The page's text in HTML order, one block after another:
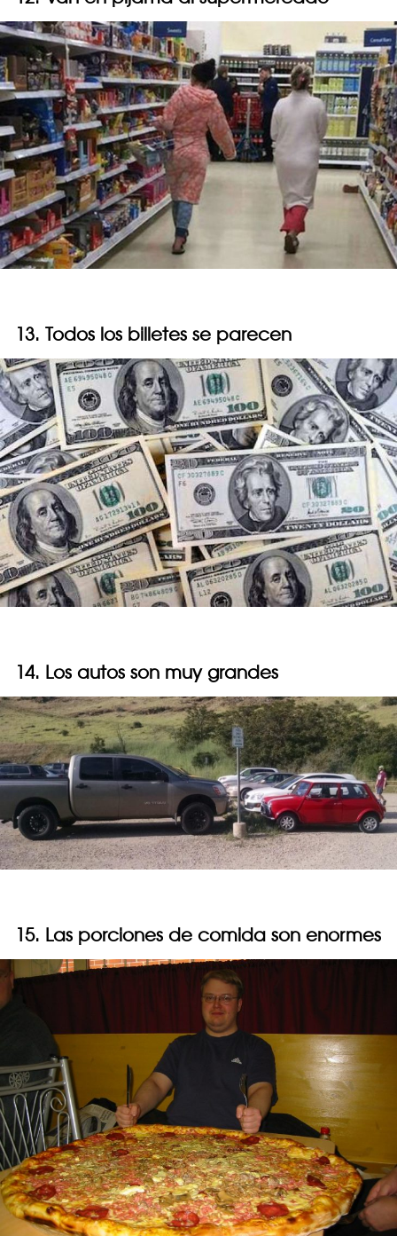
13. Todos los billetes se parecen
14. Los autos son muy grandes
15. Las porciones de comida son enormes